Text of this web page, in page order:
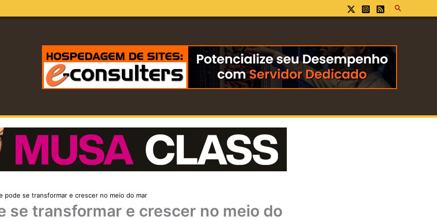
Pesquisar
pode se transformar e crescer no meio do mar
se transformar e crescer no meio do